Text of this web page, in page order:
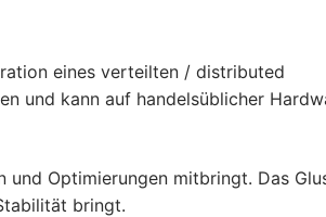
eines verteilten / distributed
und kann auf handelsüblicher
und Optimierungen mitbringt. Das
bringt.